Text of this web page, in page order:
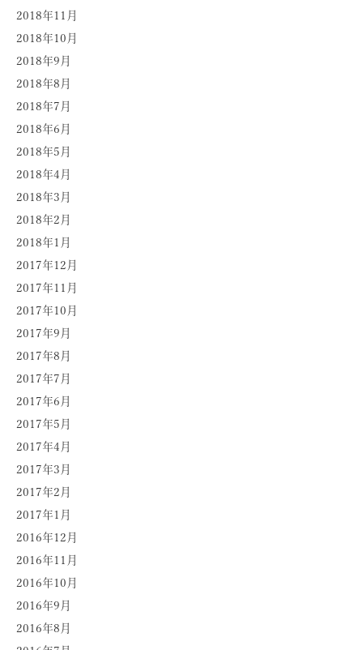
2018年11月
2018年10月
2018年9月
2018年8月
2018年7月
2018年6月
2018年5月
2018年4月
2018年3月
2018年2月
2018年1月
2017年12月
2017年11月
2017年10月
2017年9月
2017年8月
2017年7月
2017年6月
2017年5月
2017年4月
2017年3月
2017年2月
2017年1月
2016年12月
2016年11月
2016年10月
2016年9月
2016年8月